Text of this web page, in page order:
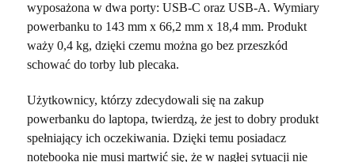
wyposażona w dwa porty: USB-C oraz USB-A. Wymiary
powerbanku to 143 mm x 66,2 mm x 18,4 mm. Produkt
waży 0,4 kg, dzięki czemu można go bez przeszkód
schować do torby lub plecaka.
Użytkownicy, którzy zdecydowali się na zakup
powerbanku do laptopa, twierdzą, że jest to dobry produkt
spełniający ich oczekiwania. Dzięki temu posiadacz
notebooka nie musi martwić się, że w nagłej sytuacji nie